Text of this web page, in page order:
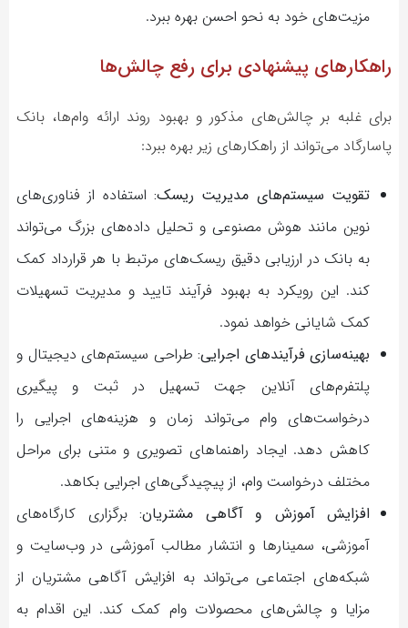
مزیت‌های خود به نحو احسن بهره ببرد.
راهکارهای پیشنهادی برای رفع چالش‌ها
برای غلبه بر چالش‌های مذکور و بهبود روند ارائه وام‌ها، بانک
پاسارگاد می‌تواند از راهکارهای زیر بهره ببرد:
تقویت سیستم‌های مدیریت ریسک: استفاده از فناوری‌های
نوین مانند هوش مصنوعی و تحلیل داده‌های بزرگ می‌تواند
به بانک در ارزیابی دقیق ریسک‌های مرتبط با هر قرارداد کمک
کند. این رویکرد به بهبود فرآیند تایید و مدیریت تسهیلات
کمک شایانی خواهد نمود.
بهینه‌سازی فرآیندهای اجرایی: طراحی سیستم‌های دیجیتال و
پلتفرم‌های آنلاین جهت تسهیل در ثبت و پیگیری
درخواست‌های وام می‌تواند زمان و هزینه‌های اجرایی را
کاهش دهد. ایجاد راهنماهای تصویری و متنی برای مراحل
مختلف درخواست وام، از پیچیدگی‌های اجرایی بکاهد.
افزایش آموزش و آگاهی مشتریان: برگزاری کارگاه‌های
آموزشی، سمینارها و انتشار مطالب آموزشی در وب‌سایت و
شبکه‌های اجتماعی می‌تواند به افزایش آگاهی مشتریان از
مزایا و چالش‌های محصولات وام کمک کند. این اقدام به